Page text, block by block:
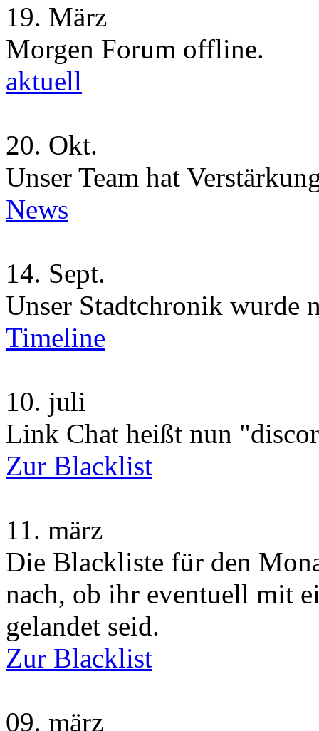
19. März
Morgen Forum offline.
aktuell
20. Okt.
Unser Team hat
News
14. Sept.
Unser Stadtchronik wurde
Timeline
10. juli
Link Chat heißt nun
Zur Blacklist
11. märz
Die Blackliste für den
nach, ob ihr eventuell mit
gelandet seid.
Zur Blacklist
09. märz